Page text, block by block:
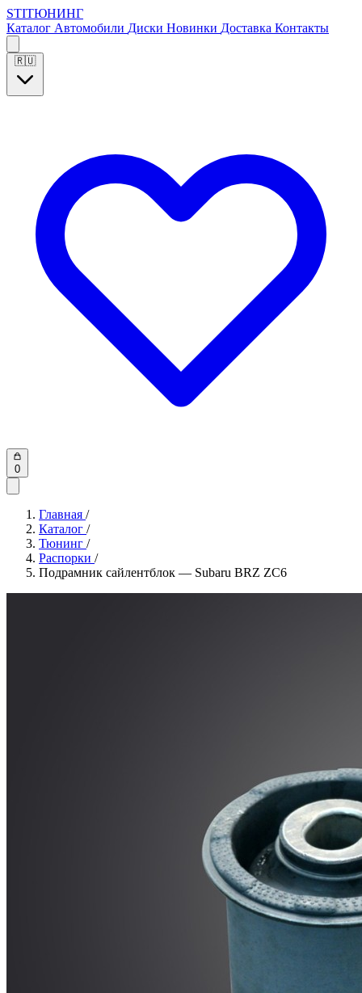
STIТЮНИНГ
Каталог Автомобили Диски Новинки Доставка Контакты
🇷🇺
0
Главная /
Каталог /
Тюнинг /
Распорки /
Подрамник сайлентблок — Subaru BRZ ZC6